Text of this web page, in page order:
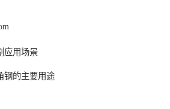
应用场景
钢的主要用途